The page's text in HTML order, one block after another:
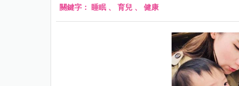
關鍵字： 睡眠、 育兒 、 健康